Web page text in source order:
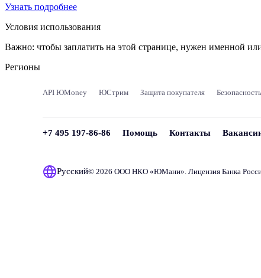
Узнать подробнее
Условия использования
Важно: чтобы заплатить на этой странице, нужен именной
Регионы
API ЮMoney ЮСтрим Защита покупателя
+7 495 197-86-86 Помощь Контакты
Русский© 2026 ООО НКО «ЮМани». Лицензия Банка